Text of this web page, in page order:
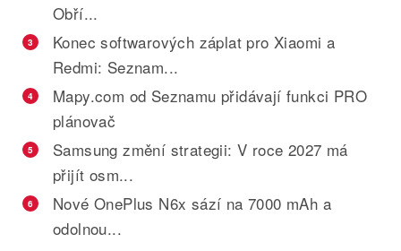
Obří...
3
Konec softwarových záplat pro Xiaomi a
Redmi: Seznam...
4
Mapy.com od Seznamu přidávají funkci PRO
plánovač
5
Samsung změní strategii: V roce 2027 má
přijít osm...
6
Nové OnePlus N6x sází na 7000 mAh a
odolnou...